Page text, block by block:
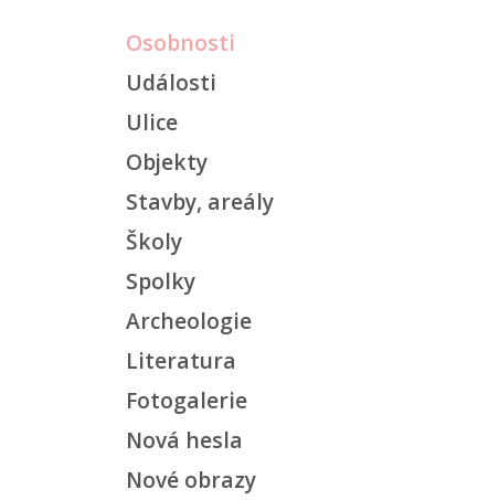
Osobnosti
Události
Ulice
Objekty
Stavby, areály
Školy
Spolky
Archeologie
Literatura
Fotogalerie
Nová hesla
Nové obrazy